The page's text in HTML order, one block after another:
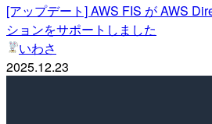
[アップデート] AWS FIS が AWS
ションをサポートしました
いわさ
2025.12.23